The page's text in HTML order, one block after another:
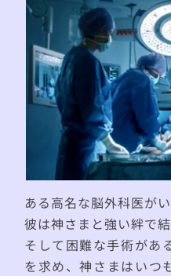
ある高名な脳外科医がい
彼は神さまと強い絆で
そして困難な手術があ
を求め、神さまはいつ